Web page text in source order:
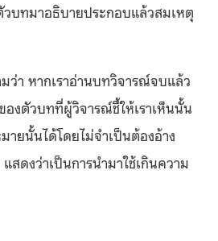
วบทมาอธิบายประกอบแล้วสมเหตุ
ว่า หากเราอ่านบทวิจารณ์จบแล้ว
องตัวบทที่ผู้วิจารณ์ชี้ให้เราเห็นนั้น
มายนั้นได้โดยไม่จำเป็นต้องอ้าง
สดงว่าเป็นการนำมาใช้เกินความ